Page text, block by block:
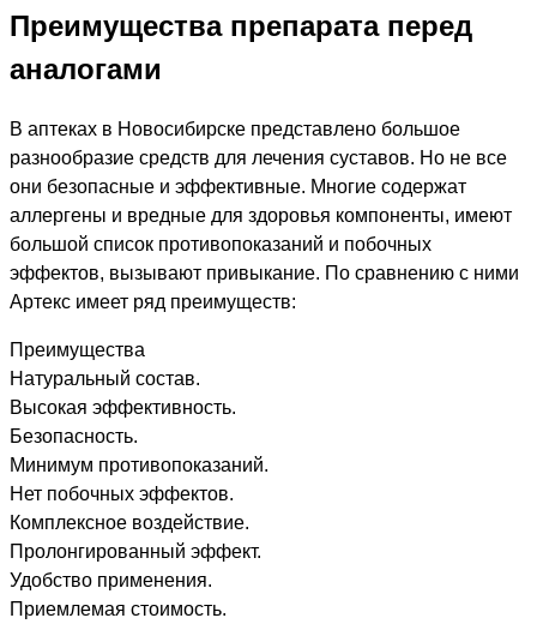
Преимущества препарата перед
аналогами
В аптеках в Новосибирске представлено большое
разнообразие средств для лечения суставов. Но не все
они безопасные и эффективные. Многие содержат
аллергены и вредные для здоровья компоненты, имеют
большой список противопоказаний и побочных
эффектов, вызывают привыкание. По сравнению с ними
Артекс имеет ряд преимуществ:
Преимущества
Натуральный состав.
Высокая эффективность.
Безопасность.
Минимум противопоказаний.
Нет побочных эффектов.
Комплексное воздействие.
Пролонгированный эффект.
Удобство применения.
Приемлемая стоимость.